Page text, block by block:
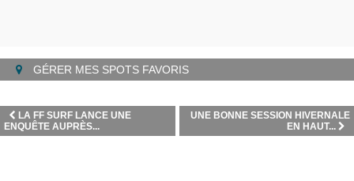
GÉRER MES SPOTS FAVORIS
UNE BONNE SESSION HIVERNALE
EN HAUT...
LA FF SURF LANCE UNE
ENQUÊTE AUPRÈS...